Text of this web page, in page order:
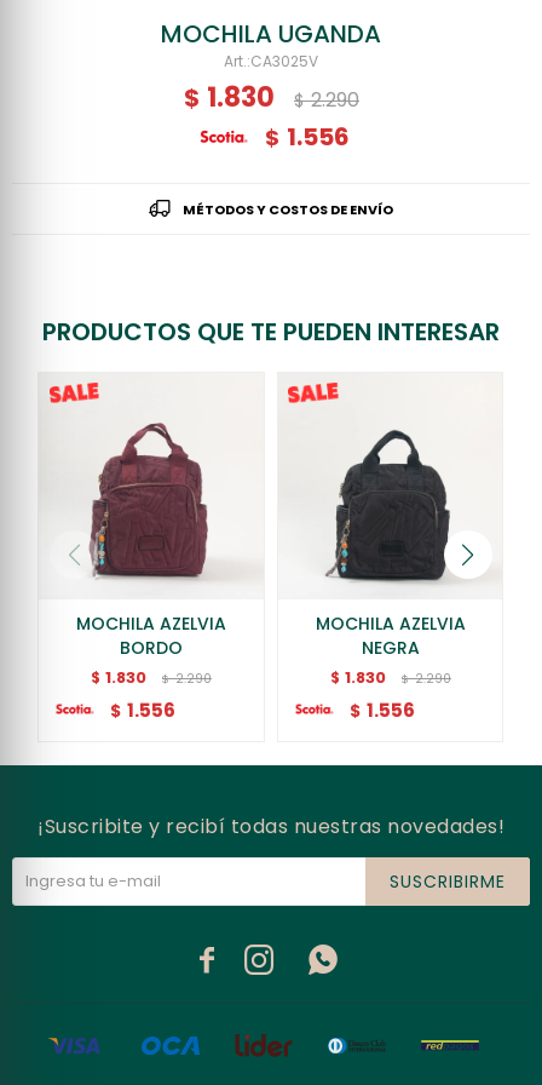
MOCHILA UGANDA
CA3025V
$ 1.830 $ 2.290
$ 1.556
MÉTODOS Y COSTOS DE ENVÍO
PRODUCTOS QUE TE PUEDEN INTERESAR
MOCHILA AZELVIA
BORDO
$ 1.830 $ 2.290
$ 1.556
MOCHILA AZELVIA
NEGRA
$ 1.830 $ 2.290
$ 1.556
¡Suscribite y recibí todas nuestras novedades!
SUSCRIBIRME
  